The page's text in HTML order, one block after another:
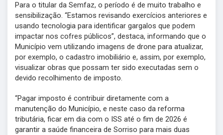
Para o titular da Semfaz, o período é de muito trabalho e
sensibilização. “Estamos revisando exercícios anteriores e
usando tecnologia para identificar gargalos que podem
impactar nos cofres públicos”, destaca, informando que o
Município vem utilizando imagens de drone para atualizar,
por exemplo, o cadastro imobiliário e, assim, por exemplo,
visualizar obras que possam ter sido executadas sem o
devido recolhimento de imposto.
“Pagar imposto é contribuir diretamente com a
manutenção do Município, e neste caso da reforma
tributária, ficar em dia com o ISS até o fim de 2026 é
garantir a saúde financeira de Sorriso para mais duas